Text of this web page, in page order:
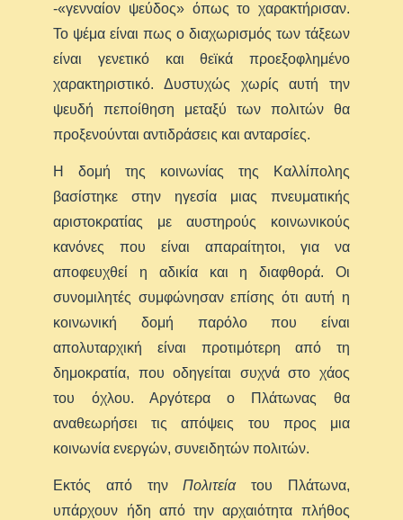
-«γενναίον ψεύδος» όπως το χαρακτήρισαν.
Το ψέμα είναι πως ο διαχωρισμός των τάξεων
είναι γενετικό και θεϊκά προεξοφλημένο
χαρακτηριστικό. Δυστυχώς χωρίς αυτή την
ψευδή πεποίθηση μεταξύ των πολιτών θα
προξενούνται αντιδράσεις και ανταρσίες.
Η δομή της κοινωνίας της Καλλίπολης
βασίστηκε στην ηγεσία μιας πνευματικής
αριστοκρατίας με αυστηρούς κοινωνικούς
κανόνες που είναι απαραίτητοι, για να
αποφευχθεί η αδικία και η διαφθορά. Οι
συνομιλητές συμφώνησαν επίσης ότι αυτή η
κοινωνική δομή παρόλο που είναι
απολυταρχική είναι προτιμότερη από τη
δημοκρατία, που οδηγείται συχνά στο χάος
του όχλου. Αργότερα ο Πλάτωνας θα
αναθεωρήσει τις απόψεις του προς μια
κοινωνία ενεργών, συνειδητών πολιτών.
Εκτός από τηνΠολιτείατου Πλάτωνα,
υπάρχουν ήδη από την αρχαιότητα πλήθος